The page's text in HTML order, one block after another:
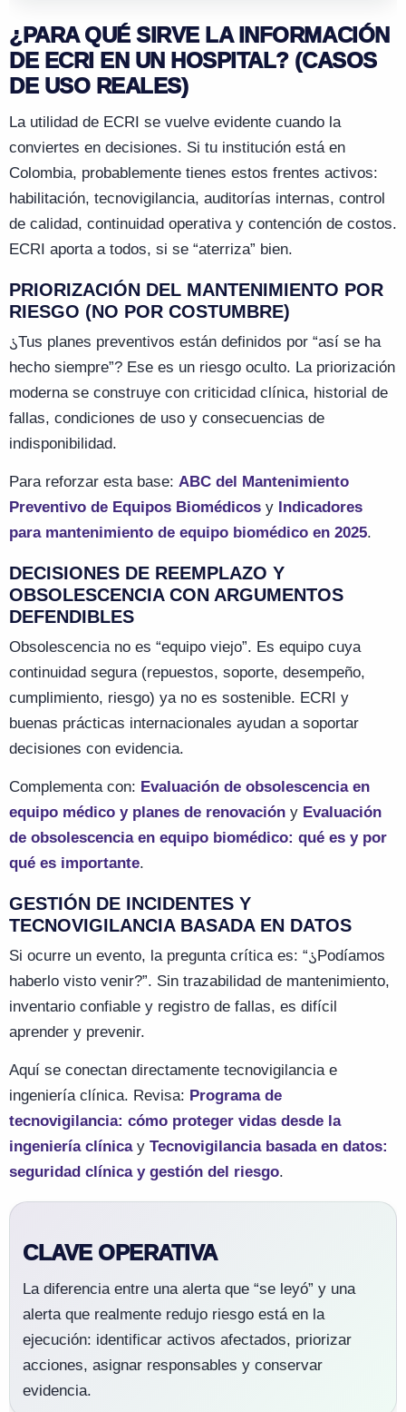
¿PARA QUÉ SIRVE LA INFORMACIÓN
DE ECRI EN UN HOSPITAL? (CASOS
DE USO REALES)
La utilidad de ECRI se vuelve evidente cuando la
conviertes en decisiones. Si tu institución está en
Colombia, probablemente tienes estos frentes activos:
habilitación, tecnovigilancia, auditorías internas, control
de calidad, continuidad operativa y contención de costos.
ECRI aporta a todos, si se “aterriza” bien.
PRIORIZACIÓN DEL MANTENIMIENTO POR
RIESGO (NO POR COSTUMBRE)
¿Tus planes preventivos están definidos por “así se ha
hecho siempre”? Ese es un riesgo oculto. La priorización
moderna se construye con criticidad clínica, historial de
fallas, condiciones de uso y consecuencias de
indisponibilidad.
Para reforzar esta base: ABC del Mantenimiento
Preventivo de Equipos Biomédicos y Indicadores
para mantenimiento de equipo biomédico en 2025.
DECISIONES DE REEMPLAZO Y
OBSOLESCENCIA CON ARGUMENTOS
DEFENDIBLES
Obsolescencia no es “equipo viejo”. Es equipo cuya
continuidad segura (repuestos, soporte, desempeño,
cumplimiento, riesgo) ya no es sostenible. ECRI y
buenas prácticas internacionales ayudan a soportar
decisiones con evidencia.
Complementa con: Evaluación de obsolescencia en
equipo médico y planes de renovación y Evaluación
de obsolescencia en equipo biomédico: qué es y por
qué es importante.
GESTIÓN DE INCIDENTES Y
TECNOVIGILANCIA BASADA EN DATOS
Si ocurre un evento, la pregunta crítica es: “¿Podíamos
haberlo visto venir?”. Sin trazabilidad de mantenimiento,
inventario confiable y registro de fallas, es difícil
aprender y prevenir.
Aquí se conectan directamente tecnovigilancia e
ingeniería clínica. Revisa: Programa de
tecnovigilancia: cómo proteger vidas desde la
ingeniería clínicay Tecnovigilancia basada en datos:
seguridad clínica y gestión del riesgo.
CLAVE OPERATIVA
La diferencia entre una alerta que “se leyó” y una
alerta que realmente redujo riesgo está en la
ejecución: identificar activos afectados, priorizar
acciones, asignar responsables y conservar
evidencia.